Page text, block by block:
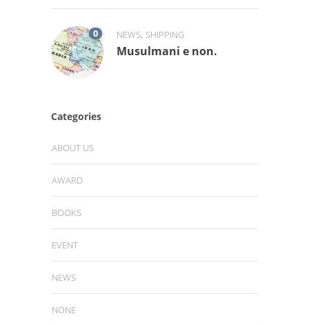
0 NEWS, SHIPPING
Musulmani e non.
Categories
ABOUT US
AWARD
BOOKS
EVENT
NEWS
NONE